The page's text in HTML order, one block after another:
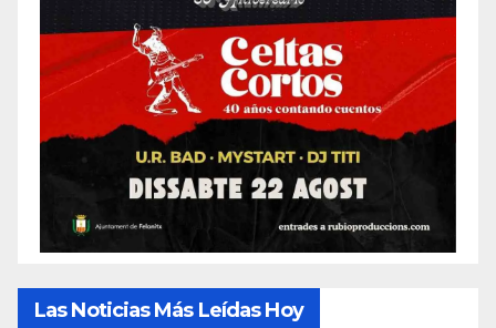
Las Noticias Más Leídas Hoy